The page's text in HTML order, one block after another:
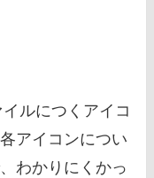
ルにつくアイコ
アイコンについ
わかりにくかっ